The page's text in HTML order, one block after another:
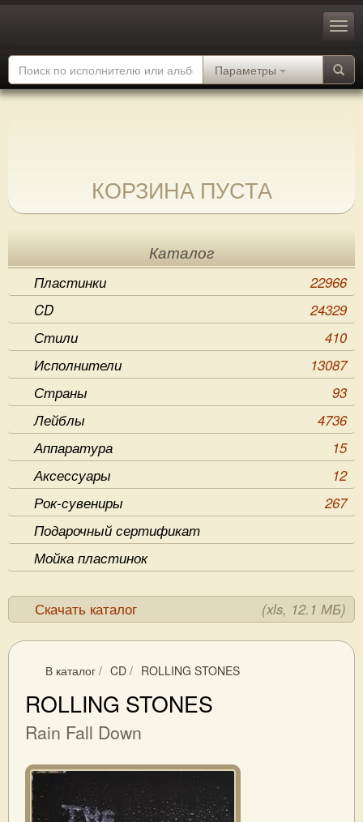
Параметры
КОРЗИНА ПУСТА
Каталог
Пластинки
22966
CD
24329
Стили
410
Исполнители
13087
Страны
93
Лейблы
4736
Аппаратура
15
Аксессуары
12
Рок-сувениры
267
Подарочный сертификат
Мойка пластинок
Скачать каталог (xls, 12.1 МБ)
В каталог / CD / ROLLING STONES
ROLLING STONES
Rain Fall Down